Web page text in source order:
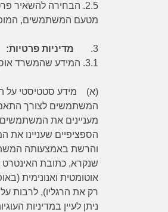
2.5. הבחירה להשאיר
מטעם המשתמשים,
3.
מדיניות פרטיות:
3.1. המידע שהמשרד
(א) מידע סטטיסטי על
המשתמשים לצורך
מעניינים את
הספציפיים שעניינו את
והרשת באמצעותה
שנקרא, כתובת האינטרט
אוטומטית ואנונימית
רק את הרגליו), לרבות
ניתן לעיין במדיניות